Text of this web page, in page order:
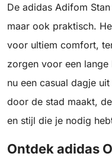
De adidas Adifom
maar ook praktisch.
voor ultiem comfort,
zorgen voor een
nu een casual dagje
door de stad maakt,
en stijl die je nodig
Ontdek adidas